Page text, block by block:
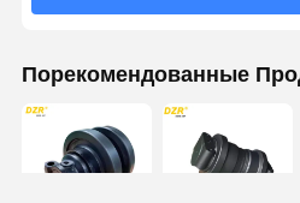
Порекомендованные